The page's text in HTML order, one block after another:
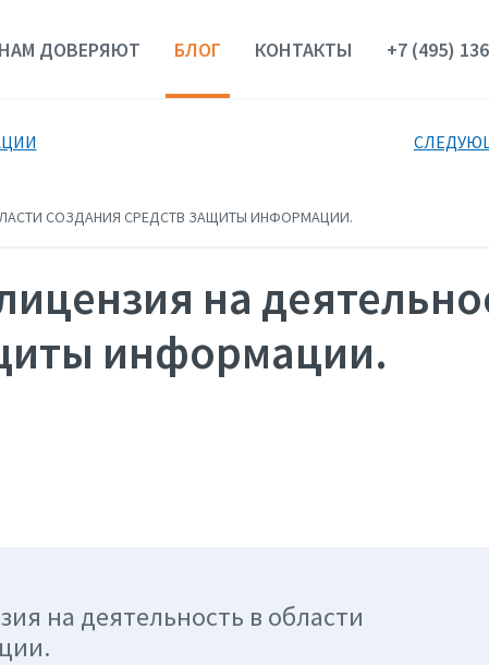
НАМ ДОВЕРЯЮТ БЛОГ КОНТАКТЫ +7 (495)
СОЗДАНИЯ СРЕДСТВ ЗАЩИТЫ ИНФОРМАЦИИ.
на
информации.
на деятельность в области